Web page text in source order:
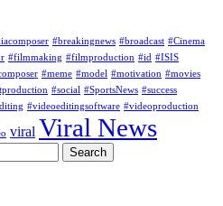
#breakingnews #broadcast #Cinema
#filmmaking #filmproduction #id #ISIS
#meme #model #motivation #movies
#social #SportsNews #success
#videoeditingsoftware #videoproduction
viral Viral News